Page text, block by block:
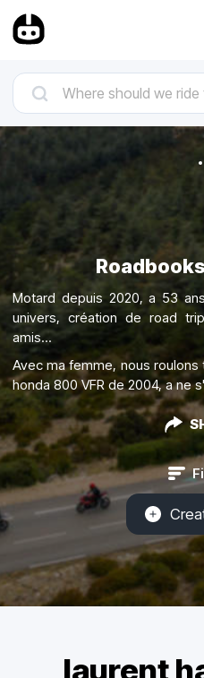
Motard depuis 2020, a 53
univers, création de road
amis...
Avec ma femme, nous
honda 800 VFR de 2004, a ne
laurent